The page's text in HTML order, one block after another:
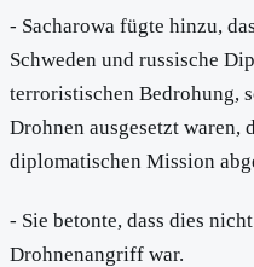
- Sacharowa fügte hinzu,
Schweden und russische
terroristischen Bedrohung,
Drohnen ausgesetzt waren,
diplomatischen Mission
- Sie betonte, dass dies
Drohnenangriff war.